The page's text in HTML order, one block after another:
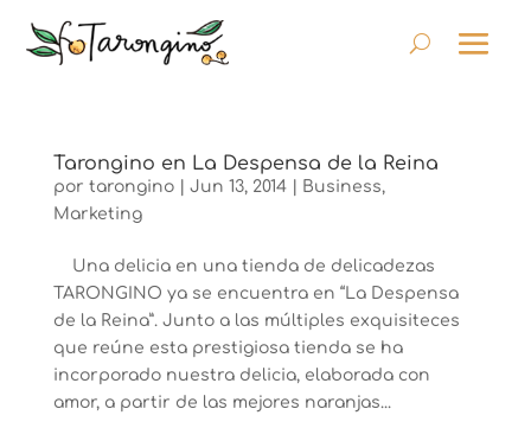
Tarongino en La Despensa de la Reina
por tarongino| Jun 13, 2014| Business,
Marketing
Una delicia en una tienda de delicadezas
TARONGINO ya se encuentra en “La Despensa
de la Reina”. Junto a las múltiples exquisiteces
que reúne esta prestigiosa tienda se ha
incorporado nuestra delicia, elaborada con
amor, a partir de las mejores naranjas...